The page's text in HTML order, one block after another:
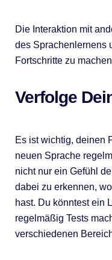
Die Interaktion mit
des Sprachenlernens
Fortschritte zu
Verfolge
Es ist wichtig, deinen
neuen Sprache
nicht nur ein Gefühl
dabei zu erkennen,
hast. Du könntest ein
regelmäßig Tests
verschiedenen